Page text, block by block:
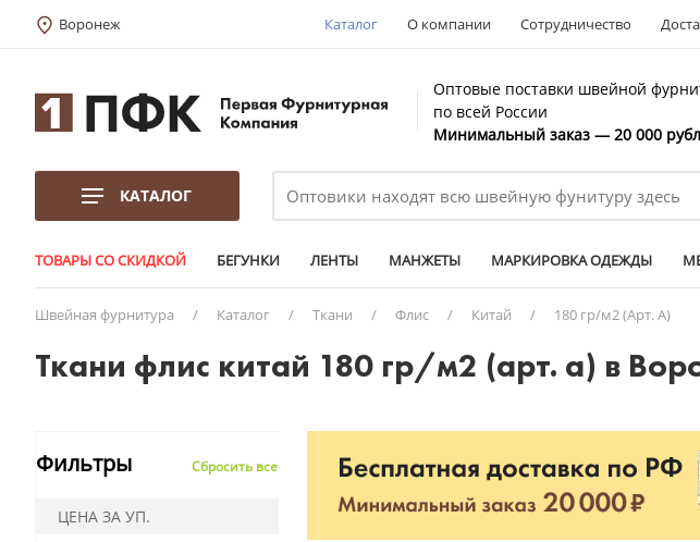
Воронеж Каталог О компании Сотрудничество
Оптовые поставки швейной
по всей России
Минимальный заказ — 20 000
КАТАЛОГ
ТОВАРЫ СО СКИДКОЙ БЕГУНКИ ЛЕНТЫ МАНЖЕТЫ МАРКИРОВКА ОДЕЖДЫ
Швейная фурнитура / Каталог / Ткани / Флис / Китай / 180 гр/м2 (Арт. А)
Ткани флис китай 180 гр/м2 (арт. а) в
Фильтры Сбросить все
ЦЕНА ЗА УП.